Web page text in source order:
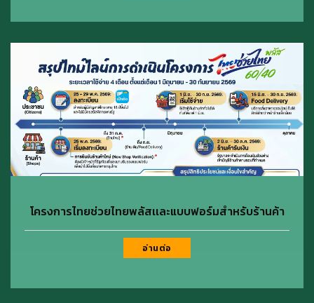
โครงการไทยช่วยไทยพลัสเเละแบบฟอร์มสำหรับร้านค้า
อ่านต่อ